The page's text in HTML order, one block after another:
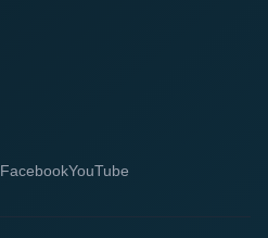
FacebookYouTube